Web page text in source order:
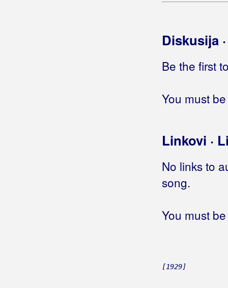
Diskusija
Be the first
You must
Linkovi ·
No links to
song.
You must
[1929]